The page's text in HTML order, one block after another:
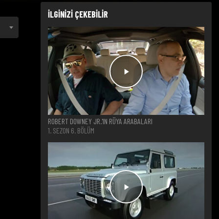
İLGİNİZİ ÇEKEBİLİR
ROBERT DOWNEY JR.'IN RÜYA ARABALARI
1. SEZON 6. BÖLÜM